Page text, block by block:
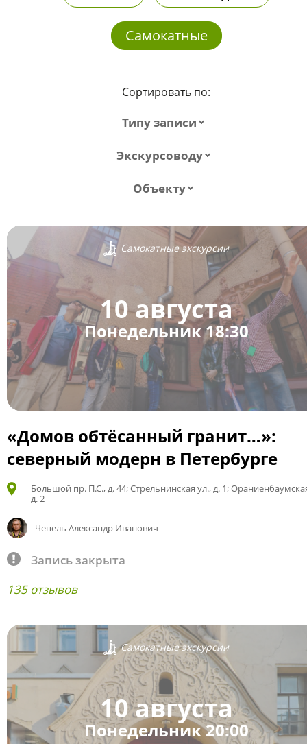
Самокатные
Сортировать по:
Типу записи
Экскурсоводу
Объекту
Самокатные экскурсии
10 августа
Понедельник 18:30
«Домов обтёсанный гранит…»:
северный модерн в Петербурге
Большой пр. П.С., д. 44; Стрельнинская ул., д. 1;
д. 2
Чепель Александр Иванович
Запись закрыта
135 отзывов
Самокатные экскурсии
10 августа
Понедельник 20:00